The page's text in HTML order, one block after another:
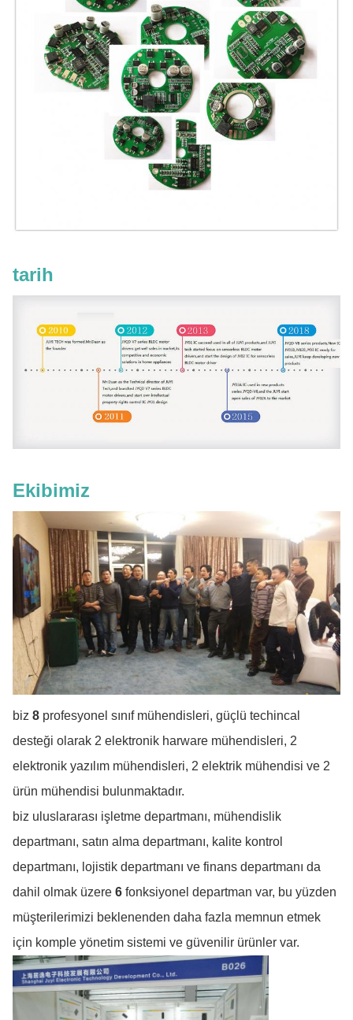
tarih
Ekibimiz
biz 8 profesyonel sınıf mühendisleri, güçlü techincal
desteği olarak 2 elektronik harware mühendisleri, 2
elektronik yazılım mühendisleri, 2 elektrik mühendisi ve 2
ürün mühendisi bulunmaktadır.
biz uluslararası işletme departmanı, mühendislik
departmanı, satın alma departmanı, kalite kontrol
departmanı, lojistik departmanı ve finans departmanı da
dahil olmak üzere 6 fonksiyonel departman var, bu yüzden
müşterilerimizi beklenenden daha fazla memnun etmek
için komple yönetim sistemi ve güvenilir ürünler var.